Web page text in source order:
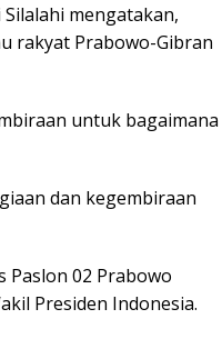
mengatakan,
rakyat Prabowo-Gibran
untuk bagaimana
dan kegembiraan
Paslon 02 Prabowo
Presiden Indonesia.